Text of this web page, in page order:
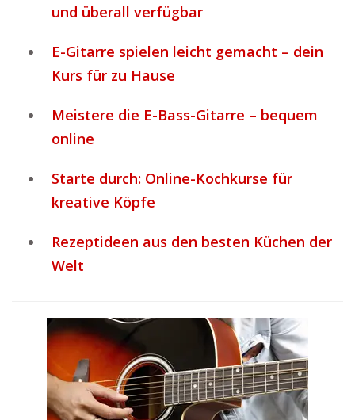
und überall verfügbar
E-Gitarre spielen leicht gemacht – dein
Kurs für zu Hause
Meistere die E-Bass-Gitarre – bequem
online
Starte durch: Online-Kochkurse für
kreative Köpfe
Rezeptideen aus den besten Küchen der
Welt